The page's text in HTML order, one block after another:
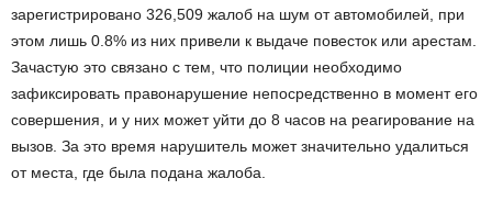
зарегистрировано 326,509 жалоб на шум от автомобилей, при
этом лишь 0.8% из них привели к выдаче повесток или арестам.
Зачастую это связано с тем, что полиции необходимо
зафиксировать правонарушение непосредственно в момент его
совершения, и у них может уйти до 8 часов на реагирование на
вызов. За это время нарушитель может значительно удалиться
от места, где была подана жалоба.